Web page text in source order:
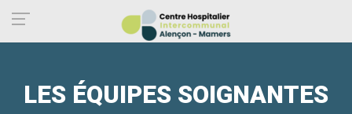
LES ÉQUIPES SOIGNANTES
Panneau de gestion des cookies